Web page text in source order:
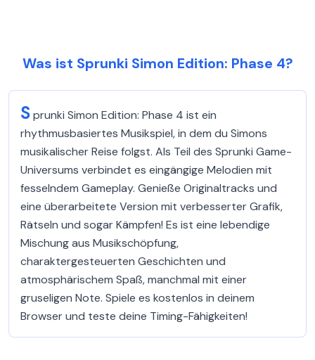
Was ist Sprunki Simon Edition: Phase 4?
Sprunki Simon Edition: Phase 4 ist ein
rhythmusbasiertes Musikspiel, in dem du Simons
musikalischer Reise folgst. Als Teil des Sprunki Game-
Universums verbindet es eingängige Melodien mit
fesselndem Gameplay. Genieße Originaltracks und
eine überarbeitete Version mit verbesserter Grafik,
Rätseln und sogar Kämpfen! Es ist eine lebendige
Mischung aus Musikschöpfung,
charaktergesteuerten Geschichten und
atmosphärischem Spaß, manchmal mit einer
gruseligen Note. Spiele es kostenlos in deinem
Browser und teste deine Timing-Fähigkeiten!